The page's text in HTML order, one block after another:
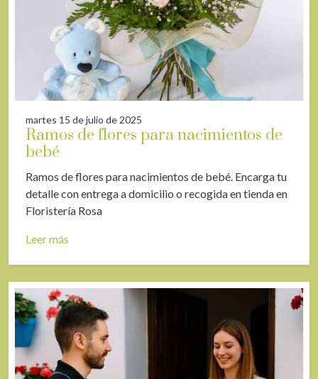
martes 15 de julio de 2025
Ramos de flores para nacimientos de
bebé
Ramos de flores para nacimientos de bebé. Encarga tu
detalle con entrega a domicilio o recogida en tienda en
Floristería Rosa
Leer más